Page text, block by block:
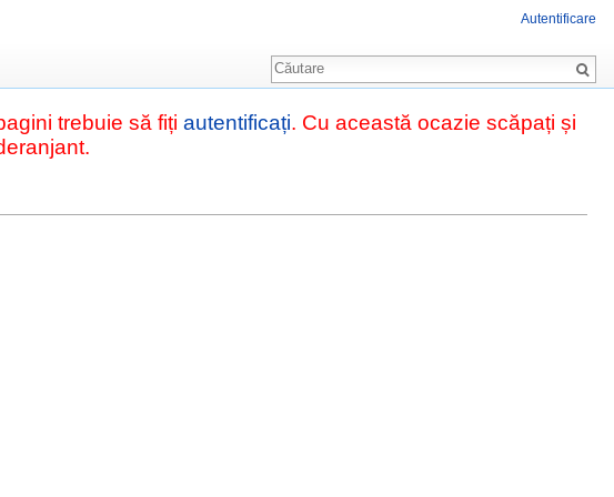
trebuie să fiți autentificați. Cu această ocazie scăpați și
Autentificare
Căutare